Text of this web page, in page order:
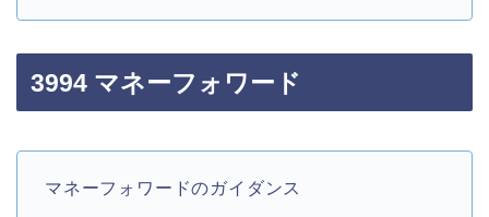
3994 マネーフォワード
マネーフォワードのガイダンス